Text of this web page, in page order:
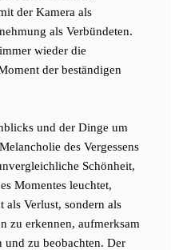
der Kamera als
als Verbündeten.
wieder die
der beständigen
und der Dinge um
des Vergessens
Schönheit,
Momentes leuchtet,
Verlust, sondern als
zu erkennen, aufmerksam
und zu beobachten. Der